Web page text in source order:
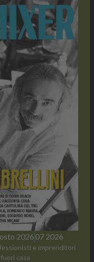
2026 07 2026
e imprenditori
casa